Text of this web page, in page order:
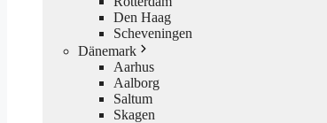
Den Haag
Scheveningen
Dänemark
Aarhus
Aalborg
Saltum
Skagen